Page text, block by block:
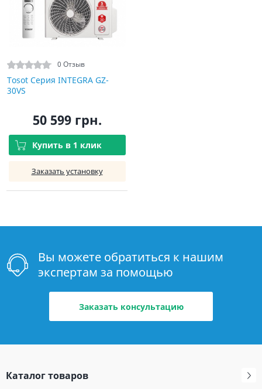
0 Отзыв
Tosot Серия INTEGRA GZ-
30VS
50 599 грн.
Купить в 1 клик
Заказать установку
Вы можете обратиться к нашим
экспертам за помощью
Заказать консультацию
Каталог товаров